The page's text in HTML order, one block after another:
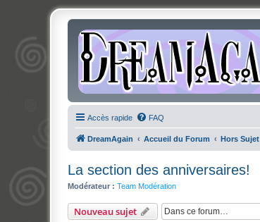
Accès rapide FAQ
DreamAgain Accueil du Forum Hors Sujet
La section des anniversaires!
Modérateur : Team Modération
Nouveau sujet